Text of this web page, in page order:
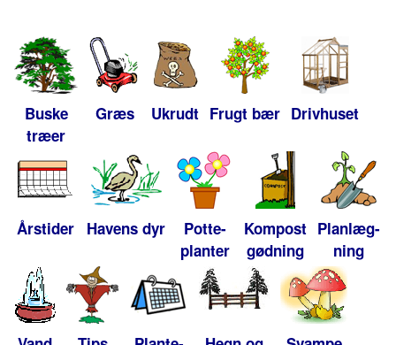
Buske
træer
Græs Ukrudt Frugt bær Drivhuset
Årstider Havens dyr
Potte-
planter
Kompost
gødning
Planlæg-
ning